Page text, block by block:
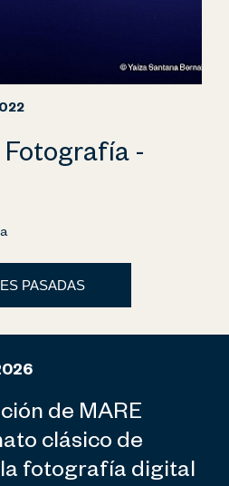
Fotografía -
PASADAS
de MARE
clásico de
fotografía digital